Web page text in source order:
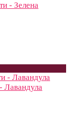
- Зелена
Лавандула